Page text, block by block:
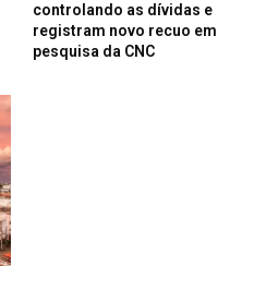
controlando as dívidas e
registram novo recuo em
pesquisa da CNC